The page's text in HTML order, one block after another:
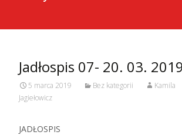
Jadłospis 07- 20. 03.
5 marca 2019 Bez kategorii
Kamila
Jagiełowicz
JADŁOSPIS